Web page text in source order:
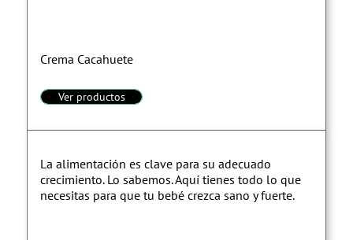
Crema Cacahuete
Ver productos
La alimentación es clave para su adecuado
crecimiento. Lo sabemos. Aquí tienes todo lo que
necesitas para que tu bebé crezca sano y fuerte.